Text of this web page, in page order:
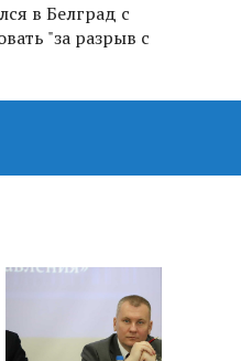
в Белград с
"за разрыв с